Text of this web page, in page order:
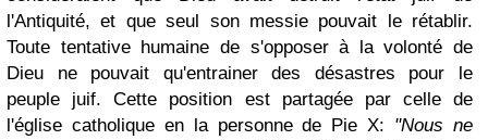
l'Antiquité, et que seul son messie pouvait le rétablir.
Toute tentative humaine de s'opposer à la volonté de
Dieu ne pouvait qu'entrainer des désastres pour le
peuple juif. Cette position est partagée par celle de
l'église catholique en la personne de Pie X: "Nous ne